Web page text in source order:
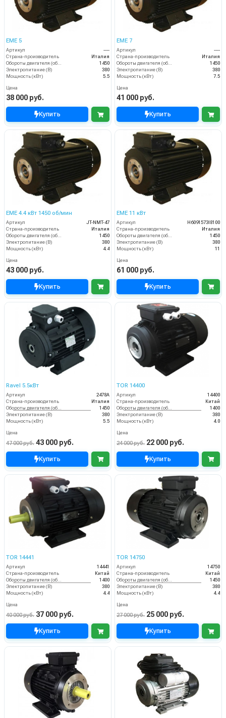
EME 5
Артикул
----
Страна-производитель
Италия
Обороты двигателя (об/мин)
1450
Электропитание (В)
380
Мощность (кВт)
5.5
Цена
38 000 руб.
Купить
EME 7
Артикул
----
Страна-производитель
Италия
Обороты двигателя (об/мин)
1450
Электропитание (В)
380
Мощность (кВт)
7.5
Цена
41 000 руб.
Купить
EME 4.4 кВт 1450 об/мин
Артикул
JT-NMT-47
Страна-производитель
Италия
1450
Электропитание (В)
380
Мощность (кВт)
4.4
Цена
43 000 руб.
Купить
EME 11 кВт
Артикул
H6091573I8100
Страна-производитель
Италия
1450
Электропитание (В)
380
Мощность (кВт)
11
Цена
61 000 руб.
Купить
Ravel 5.5кВт
Артикул
2478А
Страна-производитель
Италия
1450
Электропитание (В)
380
Мощность (кВт)
5.5
Цена
47 000 руб. 43 000 руб.
Купить
TOR 14400
Артикул
14400
Страна-производитель
Китай
1400
Электропитание (В)
380
Мощность (кВт)
4.0
Цена
24 000 руб. 22 000 руб.
Купить
TOR 14441
Артикул
14441
Страна-производитель
Китай
Обороты двигателя (об/мин)
1400
Электропитание (В)
380
Мощность (кВт)
4.4
Цена
40 000 руб. 37 000 руб.
Купить
TOR 14750
Артикул
14750
Страна-производитель
Китай
Обороты двигателя (об/мин)
1450
Электропитание (В)
380
Мощность (кВт)
4.4
Цена
27 000 руб. 25 000 руб.
Купить